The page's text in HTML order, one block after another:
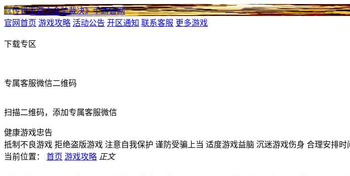
《传世无双之金装裁决》手游官网
官网首页 游戏攻略 活动公告 开区通知 联系客服 更多游戏
下载专区
专属客服微信二维码
扫描二维码，添加专属客服微信
健康游戏忠告
抵制不良游戏 拒绝盗版游戏 注意自我保护 谨防受骗上当 适度游戏益脑 沉迷游戏伤身 合理安排时
当前位置：
首页 游戏攻略 正文